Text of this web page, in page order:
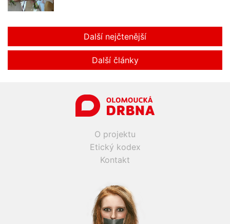
Další nejčtenější
Další články
O projektu
Etický kodex
Kontakt